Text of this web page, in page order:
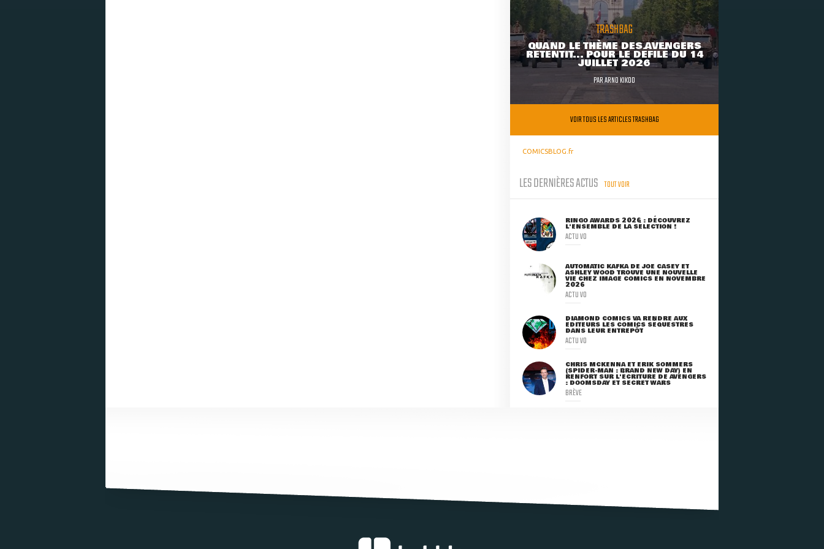
TRASHBAG
QUAND LE THÈME DES AVENGERS
RETENTIT... POUR LE DÉFILÉ DU 14
JUILLET 2026
PARARNO KIKOO
VOIR TOUS LES ARTICLES TRASHBAG
COMICSBLOG.fr
LES DERNIÈRES ACTUS TOUT VOIR
RINGO AWARDS 2026 : DÉCOUVREZ
L'ENSEMBLE DE LA SÉLECTION !
ACTU VO
AUTOMATIC KAFKA DE JOE CASEY ET
ASHLEY WOOD TROUVE UNE NOUVELLE
VIE CHEZ IMAGE COMICS EN NOVEMBRE
2026
ACTU VO
DIAMOND COMICS VA RENDRE AUX
ÉDITEURS LES COMICS SÉQUESTRÉS
DANS LEUR ENTREPÔT
ACTU VO
CHRIS MCKENNA ET ERIK SOMMERS
(SPIDER-MAN : BRAND NEW DAY) EN
RENFORT SUR L'ÉCRITURE DE AVENGERS
: DOOMSDAY ET SECRET WARS
BRÈVE